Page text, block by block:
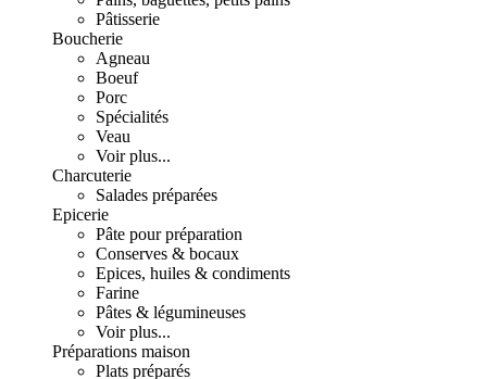
Pâtisserie
Boucherie
Agneau
Boeuf
Porc
Spécialités
Veau
Voir plus...
Charcuterie
Salades préparées
Epicerie
Pâte pour préparation
Conserves & bocaux
Epices, huiles & condiments
Farine
Pâtes & légumineuses
Voir plus...
Préparations maison
Plats préparés